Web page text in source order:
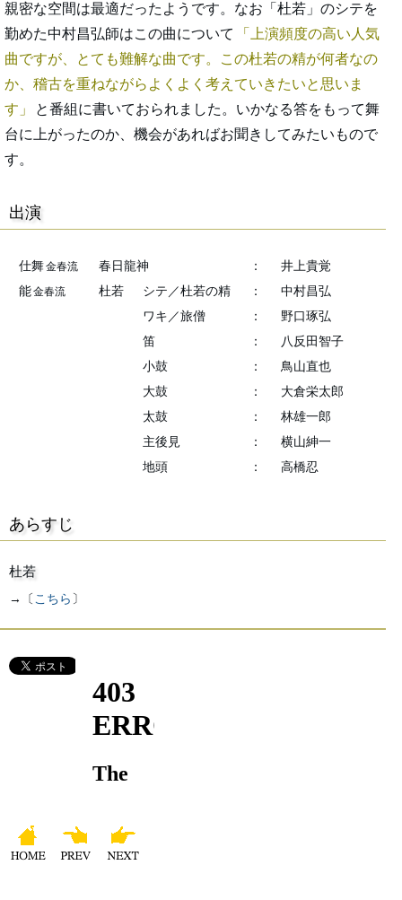
親密な空間は最適だったようです。なお「杜若」のシテを
勤めた中村昌弘師はこの曲について
上演頻度の高い人気
曲ですが、とても難解な曲です。この杜若の精が何者なの
か、稽古を重ねながらよくよく考えていきたいと思いま
す
と番組に書いておられました。いかなる答をもって舞
台に上がったのか、機会があればお聞きしてみたいもので
す。
出演
仕舞金春流 春日龍神 ：
井上貴覚
能金春流 杜若 シテ／杜若の精 ：
中村昌弘
ワキ／旅僧
：
野口琢弘
笛
：
八反田智子
小鼓
：
鳥山直也
大鼓
：
大倉栄太郎
太鼓
：
林雄一郎
主後見
：
横山紳一
地頭
： 高橋忍
あらすじ
杜若
→〔こちら 〕